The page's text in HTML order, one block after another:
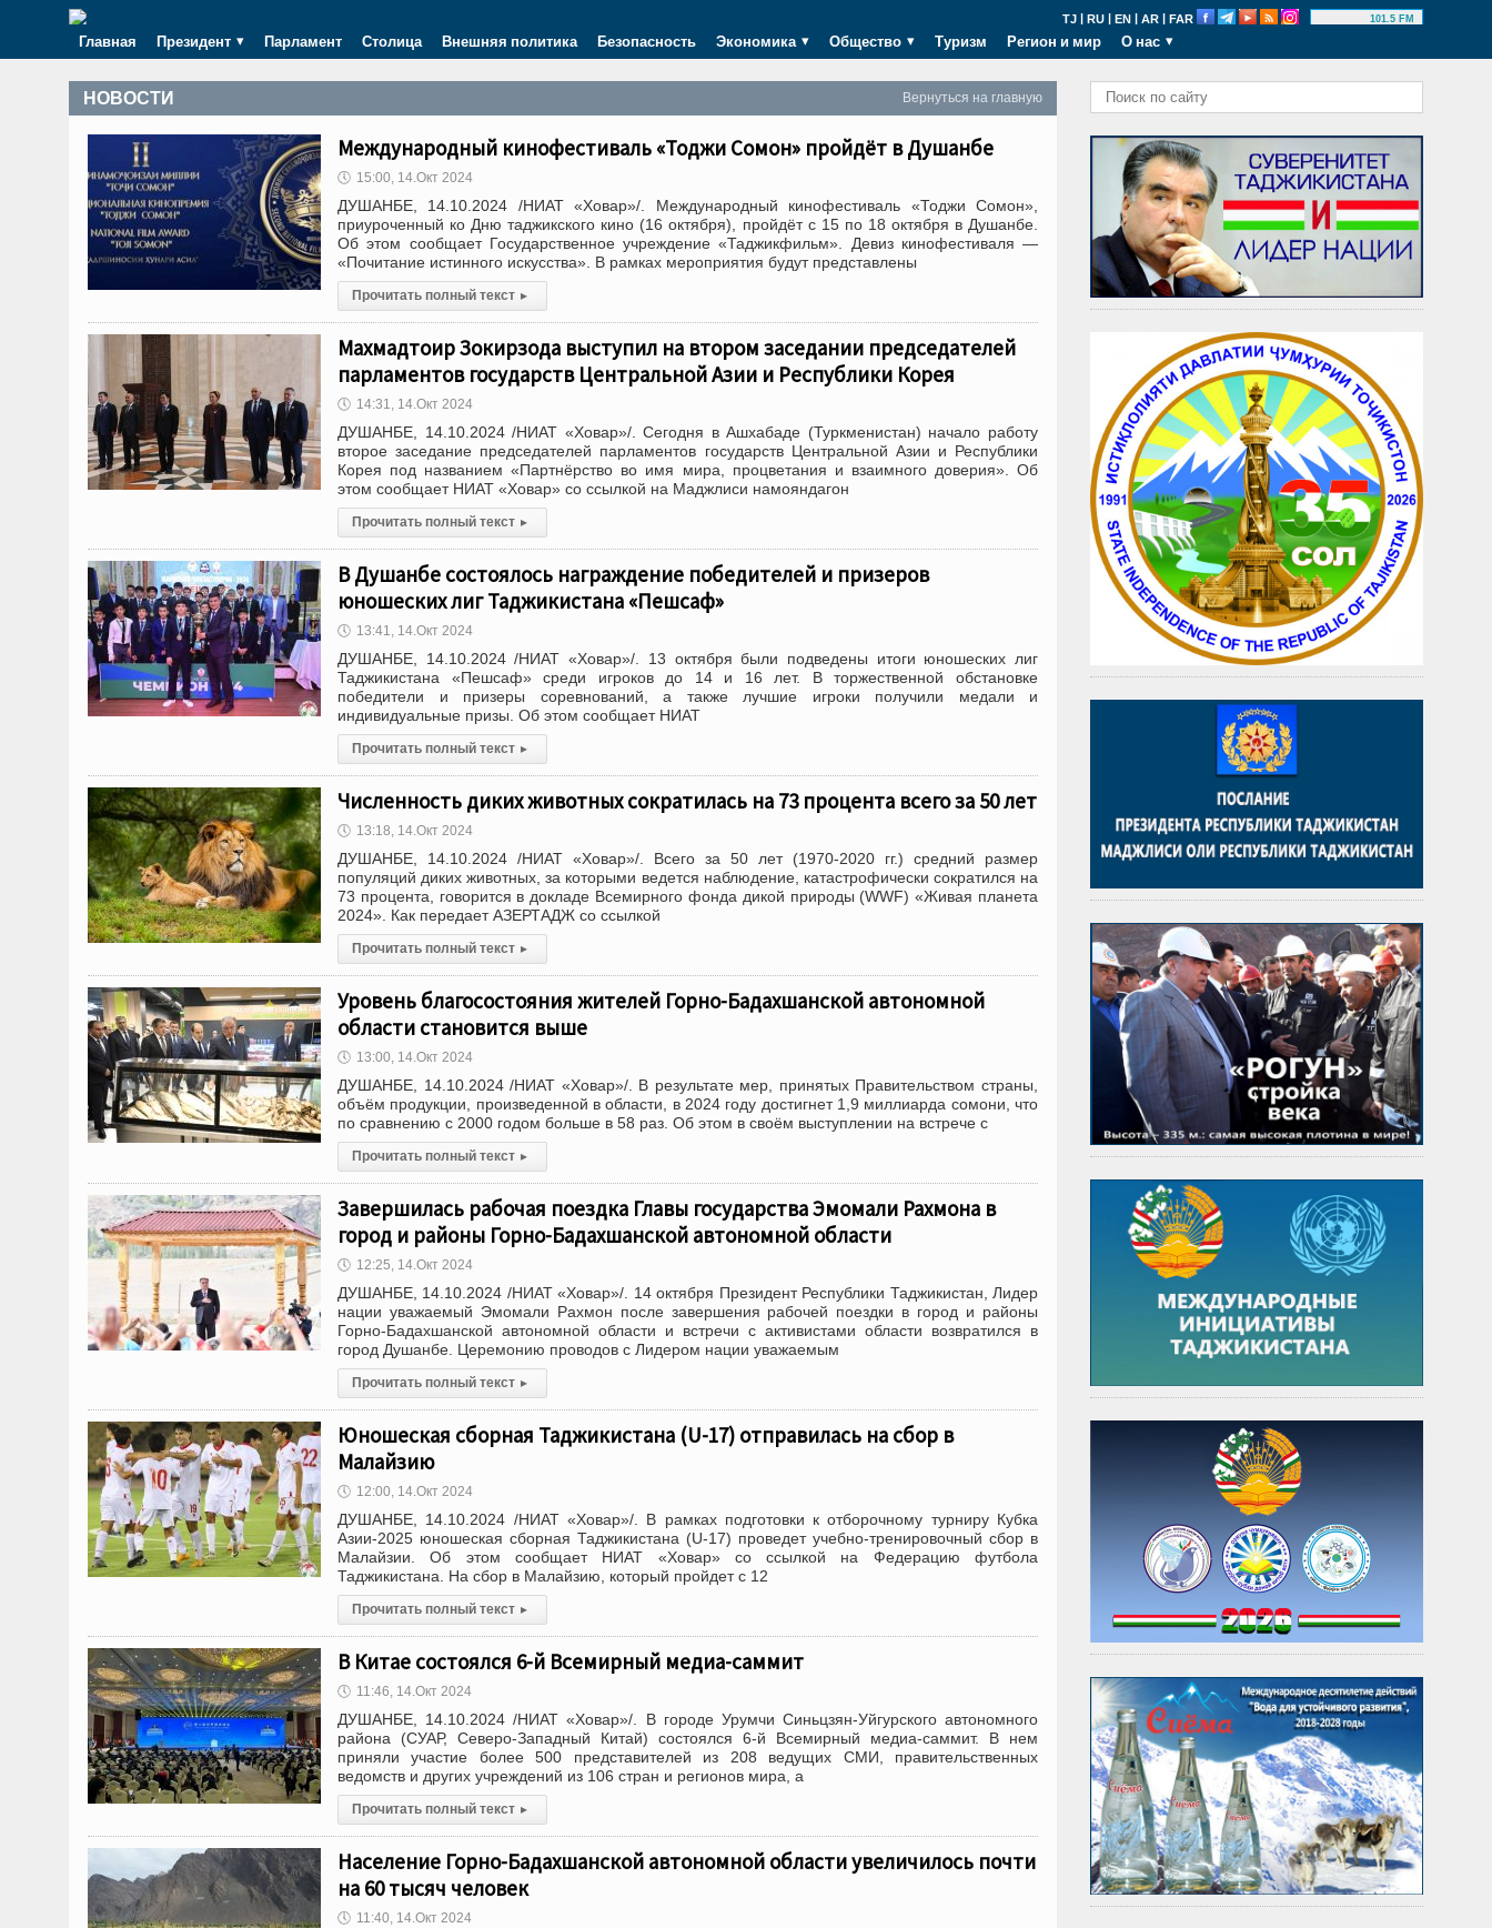
TJ | RU | EN | AR | FAR 101.5 FM
Главная Президент Парламент Столица Внешняя политика Безопасность Экономика Общество Туризм Регион и мир О нас
Вернуться на главную
НОВОСТИ
Международный кинофестиваль «Тоджи Сомон» пройдёт в Душанбе
🕔 15:00, 14.Окт 2024
ДУШАНБЕ, 14.10.2024 /НИАТ «Ховар»/. Международный кинофестиваль «Тоджи Сомон»,
приуроченный ко Дню таджикского кино (16 октября), пройдёт с 15 по 18 октября в Душанбе.
Об этом сообщает Государственное учреждение «Таджикфильм». Девиз кинофестиваля —
«Почитание истинного искусства». В рамках мероприятия будут представлены
Прочитать полный текст ▸
Махмадтоир Зокирзода выступил на втором заседании председателей
парламентов государств Центральной Азии и Республики Корея
🕔 14:31, 14.Окт 2024
ДУШАНБЕ, 14.10.2024 /НИАТ «Ховар»/. Сегодня в Ашхабаде (Туркменистан) начало работу
второе заседание председателей парламентов государств Центральной Азии и Республики
Корея под названием «Партнёрство во имя мира, процветания и взаимного доверия». Об
этом сообщает НИАТ «Ховар» со ссылкой на Маджлиси намояндагон
Прочитать полный текст ▸
В Душанбе состоялось награждение победителей и призеров
юношеских лиг Таджикистана «Пешсаф»
🕔 13:41, 14.Окт 2024
ДУШАНБЕ, 14.10.2024 /НИАТ «Ховар»/. 13 октября были подведены итоги юношеских лиг
Таджикистана «Пешсаф» среди игроков до 14 и 16 лет. В торжественной обстановке
победители и призеры соревнований, а также лучшие игроки получили медали и
индивидуальные призы. Об этом сообщает НИАТ
Прочитать полный текст ▸
Численность диких животных сократилась на 73 процента всего за 50 лет
🕔 13:18, 14.Окт 2024
ДУШАНБЕ, 14.10.2024 /НИАТ «Ховар»/. Всего за 50 лет (1970-2020 гг.) средний размер
популяций диких животных, за которыми ведется наблюдение, катастрофически сократился на
73 процента, говорится в докладе Всемирного фонда дикой природы (WWF) «Живая планета
2024». Как передает АЗЕРТАДЖ со ссылкой
Прочитать полный текст ▸
Уровень благосостояния жителей Горно-Бадахшанской автономной
области становится выше
🕔 13:00, 14.Окт 2024
ДУШАНБЕ, 14.10.2024 /НИАТ «Ховар»/. В результате мер, принятых Правительством страны,
объём продукции, произведенной в области, в 2024 году достигнет 1,9 миллиарда сомони, что
по сравнению с 2000 годом больше в 58 раз. Об этом в своём выступлении на встрече с
Прочитать полный текст ▸
Завершилась рабочая поездка Главы государства Эмомали Рахмона в
город и районы Горно-Бадахшанской автономной области
🕔 12:25, 14.Окт 2024
ДУШАНБЕ, 14.10.2024 /НИАТ «Ховар»/. 14 октября Президент Республики Таджикистан, Лидер
нации уважаемый Эмомали Рахмон после завершения рабочей поездки в город и районы
Горно-Бадахшанской автономной области и встречи с активистами области возвратился в
город Душанбе. Церемонию проводов с Лидером нации уважаемым
Прочитать полный текст ▸
Юношеская сборная Таджикистана (U-17) отправилась на сбор в
Малайзию
🕔 12:00, 14.Окт 2024
ДУШАНБЕ, 14.10.2024 /НИАТ «Ховар»/. В рамках подготовки к отборочному турниру Кубка
Азии-2025 юношеская сборная Таджикистана (U-17) проведет учебно-тренировочный сбор в
Малайзии. Об этом сообщает НИАТ «Ховар» со ссылкой на Федерацию футбола
Таджикистана. На сбор в Малайзию, который пройдет с 12
Прочитать полный текст ▸
В Китае состоялся 6-й Всемирный медиа-саммит
🕔 11:46, 14.Окт 2024
ДУШАНБЕ, 14.10.2024 /НИАТ «Ховар»/. В городе Урумчи Синьцзян-Уйгурского автономного
района (СУАР, Северо-Западный Китай) состоялся 6-й Всемирный медиа-саммит. В нем
приняли участие более 500 представителей из 208 ведущих СМИ, правительственных
ведомств и других учреждений из 106 стран и регионов мира, а
Прочитать полный текст ▸
Население Горно-Бадахшанской автономной области увеличилось почти
на 60 тысяч человек
🕔 11:40, 14.Окт 2024